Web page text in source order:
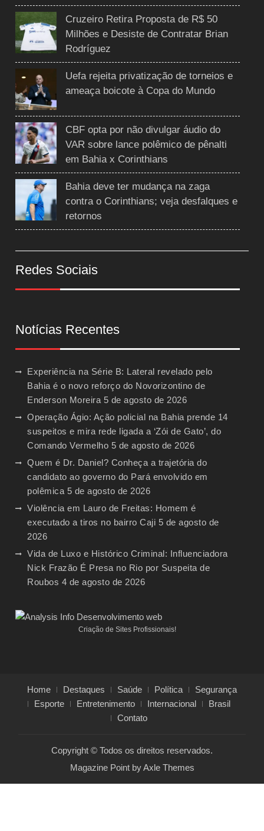
Cruzeiro Retira Proposta de R$ 50
Milhões e Desiste de Contratar Brian
Rodríguez
Uefa rejeita privatização de torneios e
ameaça boicote à Copa do Mundo
CBF opta por não divulgar áudio do
VAR sobre lance polêmico de pênalti
em Bahia x Corinthians
Bahia deve ter mudança na zaga
contra o Corinthians; veja desfalques e
retornos
Redes Sociais
Notícias Recentes
Experiência na Série B: Lateral revelado pelo
Bahia é o novo reforço do Novorizontino de
Enderson Moreira 5 de agosto de 2026
Operação Ágio: Ação policial na Bahia prende 14
suspeitos e mira rede ligada a ‘Zói de Gato’, do
Comando Vermelho 5 de agosto de 2026
Quem é Dr. Daniel? Conheça a trajetória do
candidato ao governo do Pará envolvido em
polêmica 5 de agosto de 2026
Violência em Lauro de Freitas: Homem é
executado a tiros no bairro Caji 5 de agosto de
2026
Vida de Luxo e Histórico Criminal: Influenciadora
Nick Frazão É Presa no Rio por Suspeita de
Roubos 4 de agosto de 2026
Criação de Sites Profissionais!
Home Destaques Saúde Política
Segurança
Esporte
Entretenimento Internacional
Brasil
Contato
Copyright © Todos os direitos reservados.
Magazine Point byAxle Themes